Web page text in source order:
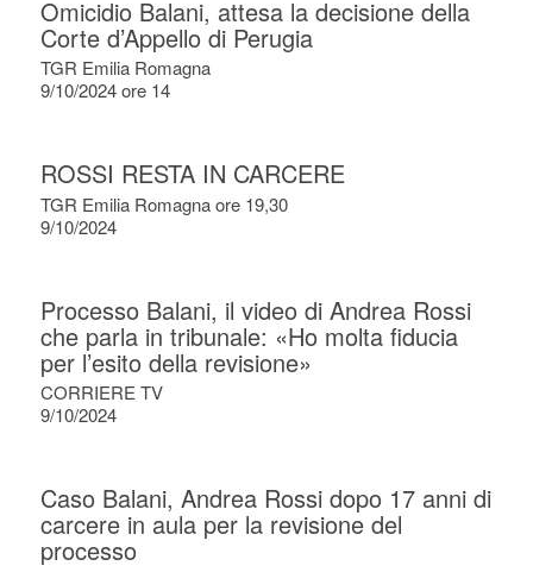
Omicidio Balani, attesa la decisione della
Corte d’Appello di Perugia
TGR Emilia Romagna
9/10/2024 ore 14
ROSSI RESTA IN CARCERE
TGR Emilia Romagna ore 19,30
9/10/2024
Processo Balani, il video di Andrea Rossi
che parla in tribunale: «Ho molta fiducia
per l’esito della revisione»
CORRIERE TV
9/10/2024
Caso Balani, Andrea Rossi dopo 17 anni di
carcere in aula per la revisione del
processo